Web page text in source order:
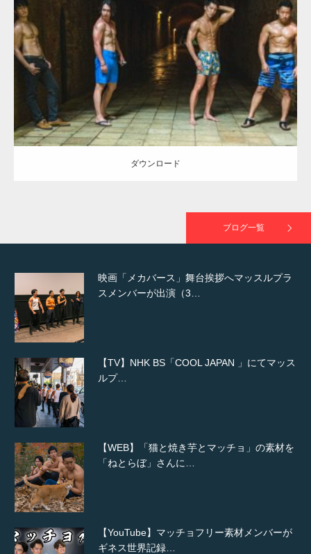
2023.09.10
森のマッチョ 外資系筋肉 AKIHITO(細マッチョ)
腹筋
ダウンロード
ダウンロード
ブログ一覧
TOKYO FMラジオ番組「ONE MORNING」
で紹介さ…
NHK「所さん！事件ですよ」に取材されまし
た（6/8放送）
映画「メカバース」舞台挨拶へマッスルプラ
スメンバーが出演（3…
【TV】NHK BS「COOL JAPAN 」にてマッス
ルプ…
【WEB】「猫と焼き芋とマッチョ」の素材を
「ねとらぼ」さんに…
【YouTube】マッチョフリー素材メンバーが
ギネス世界記録…